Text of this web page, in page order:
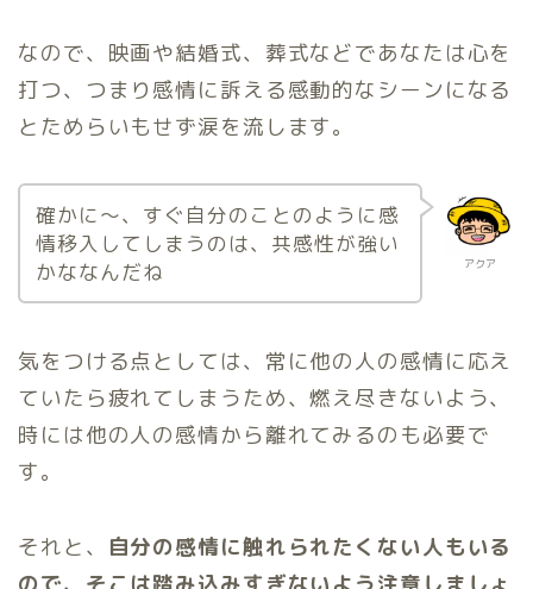
なので、映画や結婚式、葬式などであなたは心を
打つ、つまり感情に訴える感動的なシーンになる
とためらいもせず涙を流します。
アクア
確かに〜、すぐ自分のことのように感
情移入してしまうのは、共感性が強い
かななんだね
気をつける点としては、常に他の人の感情に応え
ていたら疲れてしまうため、燃え尽きないよう、
時には他の人の感情から離れてみるのも必要で
す。
それと、 自分の感情に触れられたくない人もいる